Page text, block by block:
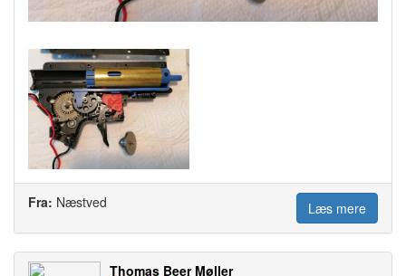
Fra: Næstved Læs mere
Thomas Beer Møller